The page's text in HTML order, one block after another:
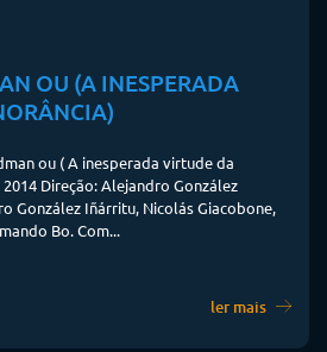
OU (A INESPERADA
ou ( A inesperada virtude da
Direção: Alejandro González
González Iñárritu, Nicolás Giacobone,
Bo. Com...
ler mais